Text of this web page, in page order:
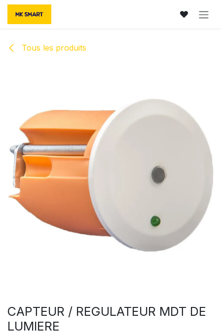
Se rendre au contenu
Tous les produits
CAPTEUR / REGULATEUR MDT DE
LUMIERE